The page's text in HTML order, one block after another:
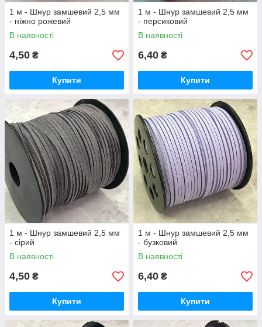
1 м - Шнур замшевий 2,5 мм
- ніжно рожевий
В наявності
4,50 ₴
Купити
1 м - Шнур замшевий 2,5 мм
- персиковий
В наявності
6,40 ₴
Купити
1 м - Шнур замшевий 2,5 мм
- сірий
В наявності
4,50 ₴
Купити
1 м - Шнур замшевий 2,5 мм
- бузковий
В наявності
6,40 ₴
Купити